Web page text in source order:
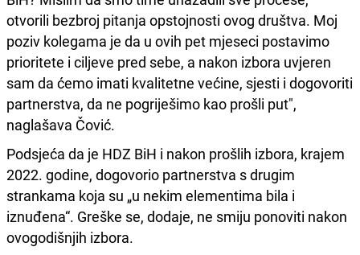
otvorili bezbroj pitanja opstojnosti ovog društva. Moj
poziv kolegama je da u ovih pet mjeseci postavimo
prioritete i ciljeve pred sebe, a nakon izbora uvjeren
sam da ćemo imati kvalitetne većine, sjesti i dogovoriti
partnerstva, da ne pogriješimo kao prošli put",
naglašava Čović.
Podsjeća da je HDZ BiH i nakon prošlih izbora, krajem
2022. godine, dogovorio partnerstva s drugim
strankama koja su „u nekim elementima bila i
iznuđena“. Greške se, dodaje, ne smiju ponoviti nakon
ovogodišnjih izbora.